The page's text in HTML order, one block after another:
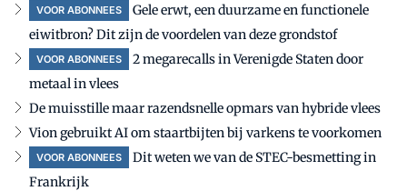
VOOR ABONNEES
Gele erwt, een duurzame en functionele
eiwitbron? Dit zijn de voordelen van deze grondstof
VOOR ABONNEES
2 megarecalls in Verenigde Staten door
metaal in vlees
De muisstille maar razendsnelle opmars van hybride vlees
Vion gebruikt AI om staartbijten bij varkens te voorkomen
VOOR ABONNEES
Dit weten we van de STEC-besmetting in
Frankrijk